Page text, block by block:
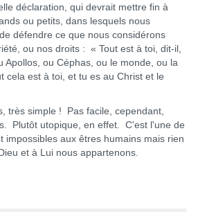
déclaration, qui devrait mettre fin à
ou petits, dans lesquels nous
défendre ce que nous considérons
ou nos droits : « Tout est à toi, dit-il,
Apollos, ou Céphas, ou le monde, ou la
cela est à toi, et tu es au Christ et le
très simple ! Pas facile, cependant,
Plutôt utopique, en effet. C'est l'une de
impossibles aux êtres humains mais rien
et à Lui nous appartenons.